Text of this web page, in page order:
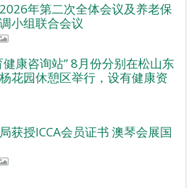
年第二次全体会议及养老保
小组联合会议
健康咨询站” 8月份分别在松山东
花园休憩区举行，设有健康资
获授ICCA会员证书 澳琴会展国